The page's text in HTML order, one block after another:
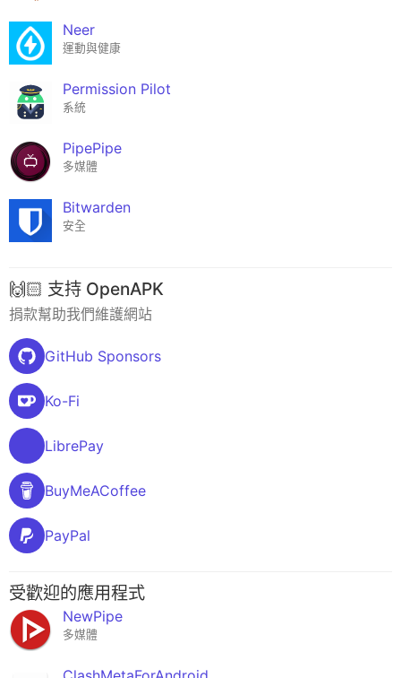
Neer
運動與健康
Permission Pilot
系統
PipePipe
多媒體
Bitwarden
安全
🙌🏻 支持 OpenAPK
捐款幫助我們維護網站
GitHub Sponsors
Ko-Fi
LibrePay
BuyMeACoffee
PayPal
受歡迎的應用程式
NewPipe
多媒體